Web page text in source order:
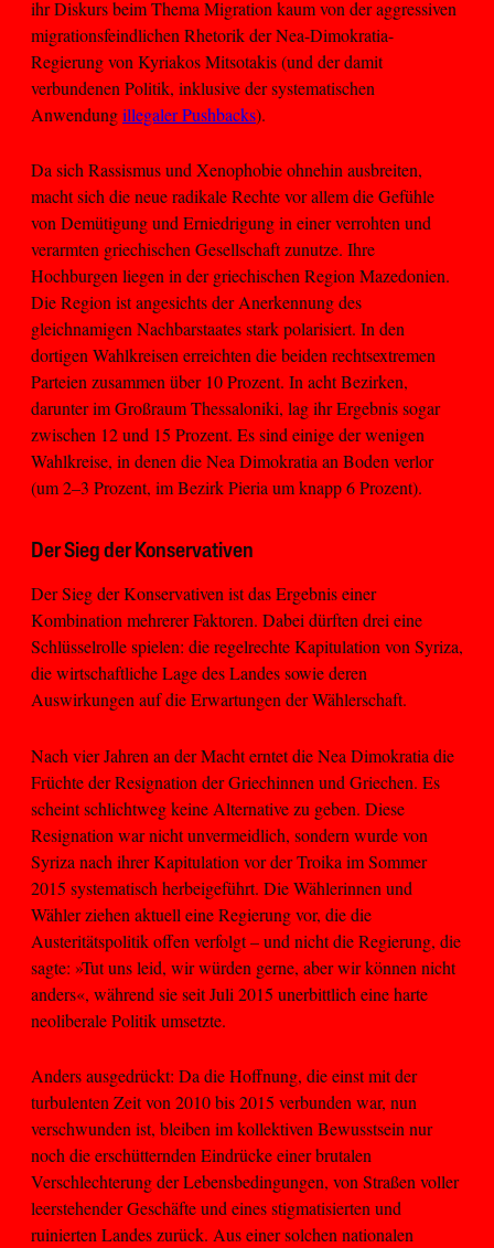
ihr Diskurs beim Thema Migration kaum von der aggressiven
migrationsfeindlichen Rhetorik der Nea-Dimokratia-
Regierung von Kyriakos Mitsotakis (und der damit
verbundenen Politik, inklusive der systematischen
Anwendungillegaler Pushbacks).
Da sich Rassismus und Xenophobie ohnehin ausbreiten,
macht sich die neue radikale Rechte vor allem die Gefühle
von Demütigung und Erniedrigung in einer verrohten und
verarmten griechischen Gesellschaft zunutze. Ihre
Hochburgen liegen in der griechischen Region Mazedonien.
Die Region ist angesichts der Anerkennung des
gleichnamigen Nachbarstaates stark polarisiert. In den
dortigen Wahlkreisen erreichten die beiden rechtsextremen
Parteien zusammen über 10 Prozent. In acht Bezirken,
darunter im Großraum Thessaloniki, lag ihr Ergebnis sogar
zwischen 12 und 15 Prozent. Es sind einige der wenigen
Wahlkreise, in denen die Nea Dimokratia an Boden verlor
(um 2–3 Prozent, im Bezirk Pieria um knapp 6 Prozent).
Der Sieg der Konservativen
Der Sieg der Konservativen ist das Ergebnis einer
Kombination mehrerer Faktoren. Dabei dürften drei eine
Schlüsselrolle spielen: die regelrechte Kapitulation von Syriza,
die wirtschaftliche Lage des Landes sowie deren
Auswirkungen auf die Erwartungen der Wählerschaft.
Nach vier Jahren an der Macht erntet die Nea Dimokratia die
Früchte der Resignation der Griechinnen und Griechen. Es
scheint schlichtweg keine Alternative zu geben. Diese
Resignation war nicht unvermeidlich, sondern wurde von
Syriza nach ihrer Kapitulation vor der Troika im Sommer
2015 systematisch herbeigeführt. Die Wählerinnen und
Wähler ziehen aktuell eine Regierung vor, die die
Austeritätspolitik offen verfolgt – und nicht die Regierung, die
sagte: »Tut uns leid, wir würden gerne, aber wir können nicht
anders«, während sie seit Juli 2015 unerbittlich eine harte
neoliberale Politik umsetzte.
Anders ausgedrückt: Da die Hoffnung, die einst mit der
turbulenten Zeit von 2010 bis 2015 verbunden war, nun
verschwunden ist, bleiben im kollektiven Bewusstsein nur
noch die erschütternden Eindrücke einer brutalen
Verschlechterung der Lebensbedingungen, von Straßen voller
leerstehender Geschäfte und eines stigmatisierten und
ruinierten Landes zurück. Aus einer solchen nationalen